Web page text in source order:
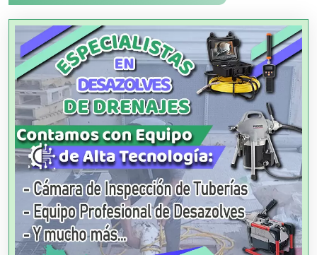
Agencias Aduanales
Agencias de Autos
Agencias de Cobranza
Agencias de Colocación
Agencias de Modelos